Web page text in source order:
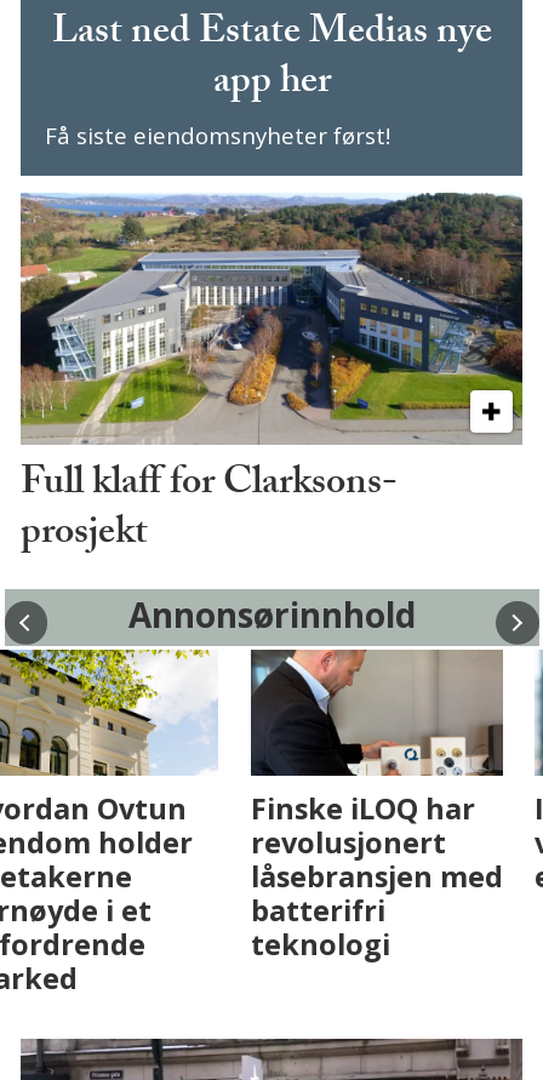
Last ned Estate Medias nye
app her
Få siste eiendomsnyheter først!
Full klaff for Clarksons-
prosjekt
Annonsørinnhold
Fenistra endrer
eiendomsbransjen
med AI. Slik ser vi
på fremtiden
Hvordan Ovtun
Eiendom holder
leietakerne
fornøyde i et
utfordrende